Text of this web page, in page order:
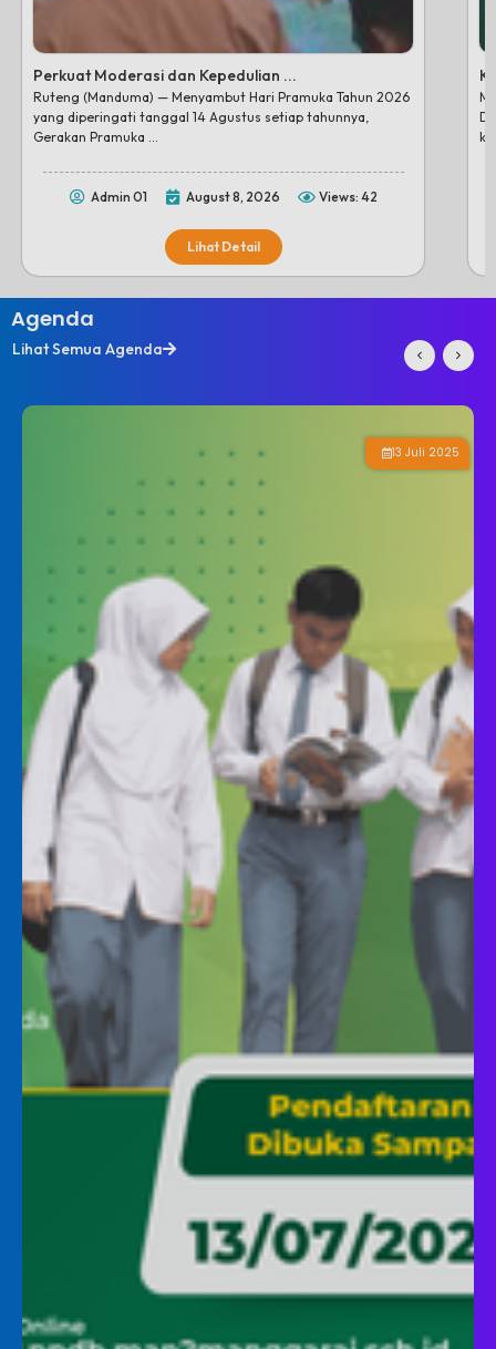
Perkuat Moderasi dan Kepedulian ...
Ruteng (Manduma) — Menyambut Hari Pramuka Tahun 2026
yang diperingati tanggal 14 Agustus setiap tahunnya,
Gerakan Pramuka ...
Admin 01 August 8, 2026 Views: 42
Lihat Detail
Agenda
Lihat Semua Agenda
13 Juli 2025